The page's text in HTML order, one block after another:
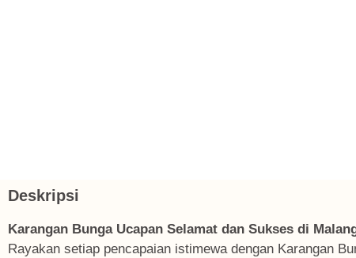
Deskripsi
Karangan Bunga Ucapan Selamat dan Sukses di
Rayakan setiap pencapaian istimewa dengan Karangan